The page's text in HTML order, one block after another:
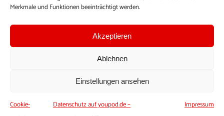
Merkmale und Funktionen beeinträchtigt werden.
Akzeptieren
Ablehnen
Einstellungen ansehen
Cookie-
Datenschutz auf youpod.de –
Impressum
Profil anzulegen, eigene Beiträge hochzuladen und zu
Einloggen